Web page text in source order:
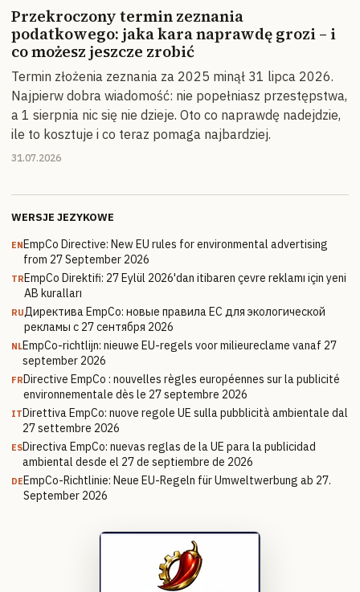
Przekroczony termin zeznania
podatkowego: jaka kara naprawdę grozi – i
co możesz jeszcze zrobić
Termin złożenia zeznania za 2025 minął 31 lipca 2026.
Najpierw dobra wiadomość: nie popełniasz przestępstwa,
a 1 sierpnia nic się nie dzieje. Oto co naprawdę nadejdzie,
ile to kosztuje i co teraz pomaga najbardziej.
31.07.2026
WERSJE JEZYKOWE
ENEmpCo Directive: New EU rules for environmental advertising
from 27 September 2026
TREmpCo Direktifi: 27 Eylül 2026'dan itibaren çevre reklamı için yeni
AB kuralları
RU Директива EmpCo: новые правила ЕС для экологической
рекламы с 27 сентября 2026
NLEmpCo-richtlijn: nieuwe EU-regels voor milieureclame vanaf 27
september 2026
FRDirective EmpCo : nouvelles règles européennes sur la publicité
environnementale dès le 27 septembre 2026
ITDirettiva EmpCo: nuove regole UE sulla pubblicità ambientale dal
27 settembre 2026
ESDirectiva EmpCo: nuevas reglas de la UE para la publicidad
ambiental desde el 27 de septiembre de 2026
DEEmpCo-Richtlinie: Neue EU-Regeln für Umweltwerbung ab 27.
September 2026